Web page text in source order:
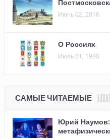
Июнь 02, 2016
О Россиях
Июль 01, 1990
САМЫЕ ЧИТАЕМЫЕ
Юрий Наумов: